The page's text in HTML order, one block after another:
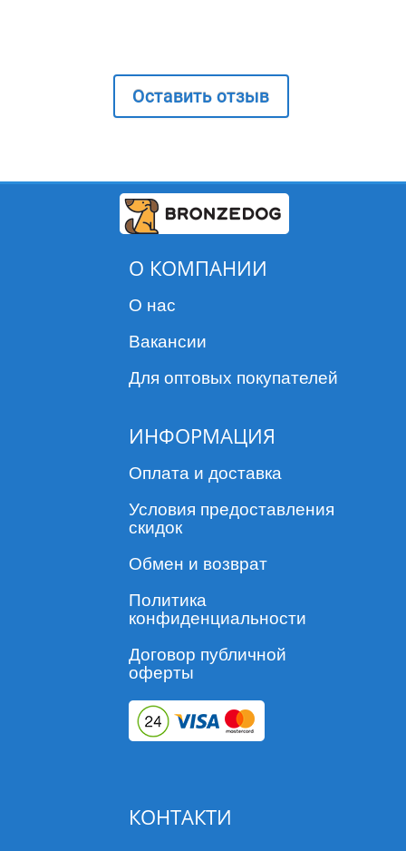
Оставить отзыв
О КОМПАНИИ
О нас
Вакансии
Для оптовых покупателей
ИНФОРМАЦИЯ
Оплата и доставка
Условия предоставления
скидок
Обмен и возврат
Политика
конфиденциальности
Договор публичной
оферты
КОНТАКТИ